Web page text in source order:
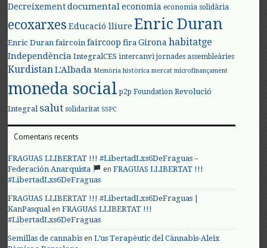
Decreixement documental economia economia solidària
ecoxarxes Educació lliure Enric Duran
Enric Duran faircoin faircoop fira Girona habitatge
Independència IntegralCES intercanvi jornades assembleàries
Kurdistan L'Albada Memòria històrica mercat microfinançament
moneda social p2p Foundation Revolució
Integral salut solidaritat SSPC
Comentaris recents
FRAGUAS LLIBERTAT !!! #LibertadLxs6DeFraguas –
Federación Anarquista
enFRAGUAS LLIBERTAT !!!
#LibertadLxs6DeFraguas
FRAGUAS LLIBERTAT !!! #LibertadLxs6DeFraguas |
KanPasqualenFRAGUAS LLIBERTAT !!!
#LibertadLxs6DeFraguas
Semillas de cannabis enL’us Terapèutic del Cànnabis-Aleix